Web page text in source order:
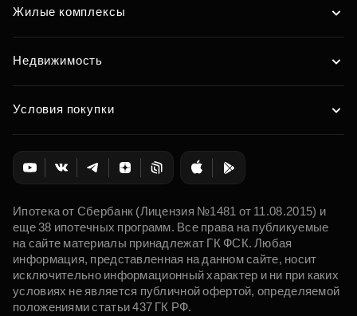
Жилые комплексы
Недвижимость
Условия покупки
Ипотека от Сбербанк (Лицензия №1481 от 11.08.2015) и
еще 38 ипотечных программ. Все права на публикуемые
на сайте материалы принадлежат ГК ФСК. Любая
информация, представленная на данном сайте, носит
исключительно информационный характер и ни при каких
условиях не является публичной офертой, определяемой
положениями статьи 437 ГК РФ.